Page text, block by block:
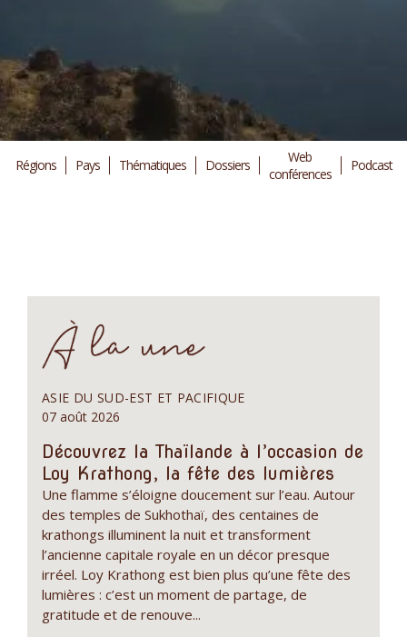
Régions Pays Thématiques Dossiers
Web
conférences
Podcast
ASIE DU SUD-EST ET PACIFIQUE
07 août 2026
Découvrez la Thaïlande à l’occasion de
Loy Krathong, la fête des lumières
Une flamme s’éloigne doucement sur l’eau. Autour
des temples de Sukhothaï, des centaines de
krathongs illuminent la nuit et transforment
l’ancienne capitale royale en un décor presque
irréel. Loy Krathong est bien plus qu’une fête des
lumières : c’est un moment de partage, de
gratitude et de renouve...